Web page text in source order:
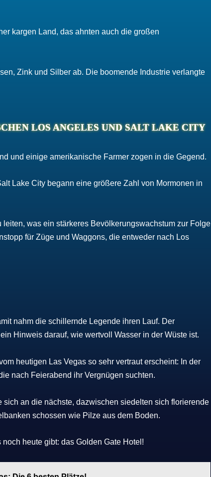
kargen Land, das ahnten auch die großen
Zink und Silber ab. Die boomende Industrie verlangte
LOS ANGELES UND SALT LAKE CITY
und einige amerikanische Farmer zogen in die Gegend.
Lake City begann eine größere Zahl von Mormonen in
was ein stärkeres Bevölkerungswachstum zur Folge
für Züge und Waggons, die entweder nach Los
nahm die schillernde Legende ihren Lauf. Der
Hinweis darauf, wie wertvoll Wasser in der Wüste ist.
heutigen Las Vegas so sehr vertraut erscheint: In der
nach Feierabend ihr Vergnügen suchten.
an die nächste, dazwischen siedelten sich florierende
schossen wie Pilze aus dem Boden.
noch heute gibt: das Golden Gate Hotel!